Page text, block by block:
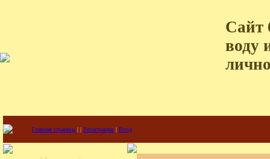
Сайт
воду
Главная страница | | Регистрация | Вход